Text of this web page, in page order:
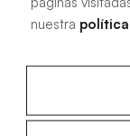
4.15 MB|PDF
nuestra